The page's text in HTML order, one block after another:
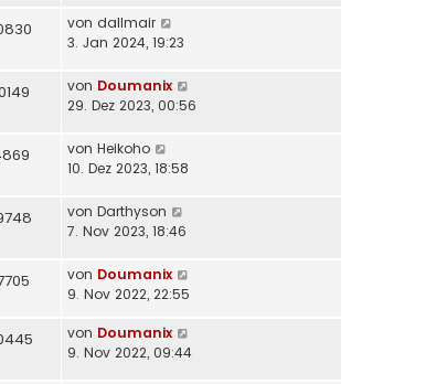
von dallmair
3. Jan 2024, 19:23
von Doumanix
29. Dez 2023, 00:56
von Heikoho
10. Dez 2023, 18:58
von Darthyson
7. Nov 2023, 18:46
von Doumanix
9. Nov 2022, 22:55
von Doumanix
9. Nov 2022, 09:44